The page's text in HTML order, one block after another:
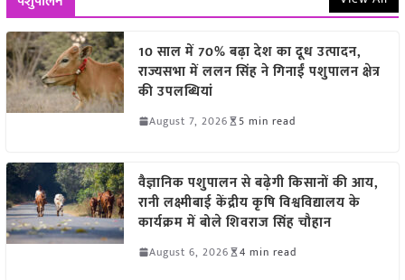
10 साल में 70% बढ़ा देश का दूध उत्पादन,
राज्यसभा में ललन सिंह ने गिनाईं पशुपालन क्षेत्र
की उपलब्धियां
August 7, 2026 5 min read
वैज्ञानिक पशुपालन से बढ़ेगी किसानों की आय,
रानी लक्ष्मीबाई केंद्रीय कृषि विश्वविद्यालय के
कार्यक्रम में बोले शिवराज सिंह चौहान
August 6, 2026 4 min read